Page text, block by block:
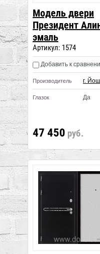
Модель двери
Президент
эмаль
Артикул: 1574
Добавить к
Производитель г.
Глазок Да
47 450 руб.